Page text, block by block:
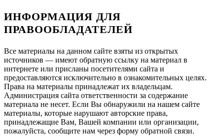
ИНФОРМАЦИЯ ДЛЯ
ПРАВООБЛАДАТЕЛЕЙ
Все материалы на данном сайте взяты из открытых
источников — имеют обратную ссылку на материал в
интернете или присланы посетителями сайта и
предоставляются исключительно в ознакомительных целях.
Права на материалы принадлежат их владельцам.
Администрация сайта ответственности за содержание
материала не несет. Если Вы обнаружили на нашем сайте
материалы, которые нарушают авторские права,
принадлежащие Вам, Вашей компании или организации,
пожалуйста, сообщите нам через форму обратной связи.